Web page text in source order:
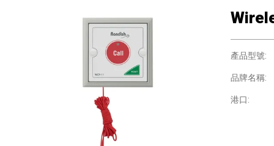
產品型號:
品牌名稱:
港口: